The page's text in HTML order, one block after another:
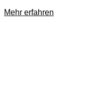
Mehr erfahren